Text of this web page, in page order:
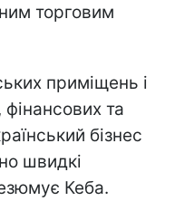
торговим
приміщень і
та
бізнес
швидкі
Кеба.